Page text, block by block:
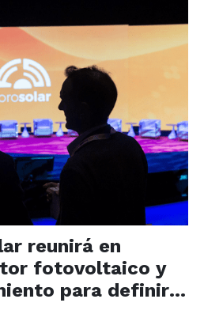
reunirá en
fotovoltaico y
para definir